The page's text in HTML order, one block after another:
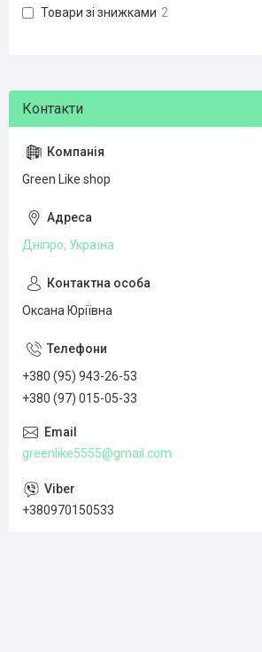
Товари зі знижками 2
Green Like shop
Дніпро, Україна
Оксана Юріївна
+380 (95) 943-26-53
+380 (97) 015-05-33
greenlike5555@gmail.com
+380970150533